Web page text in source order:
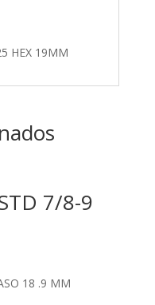
HEX 19MM
7/8-9